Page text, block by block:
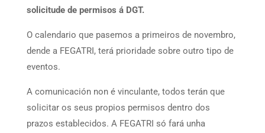
solicitude de permisos á DGT.
O calendario que pasemos a primeiros de novembro,
dende a FEGATRI, terá prioridade sobre outro tipo de
eventos.
A comunicación non é vinculante, todos terán que
solicitar os seus propios permisos dentro dos
prazos establecidos. A FEGATRI só fará unha